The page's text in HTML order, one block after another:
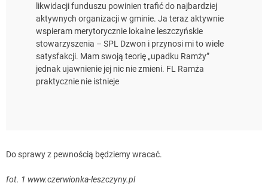
likwidacji funduszu powinien trafić do najbardziej
aktywnych organizacji w gminie. Ja teraz aktywnie
wspieram merytorycznie lokalne leszczyńskie
stowarzyszenia – SPL Dzwon i przynosi mi to wiele
satysfakcji. Mam swoją teorię „upadku Ramży”
jednak ujawnienie jej nic nie zmieni. FL Ramża
praktycznie nie istnieje
Do sprawy z pewnością będziemy wracać.
fot. 1 www.czerwionka-leszczyny.pl